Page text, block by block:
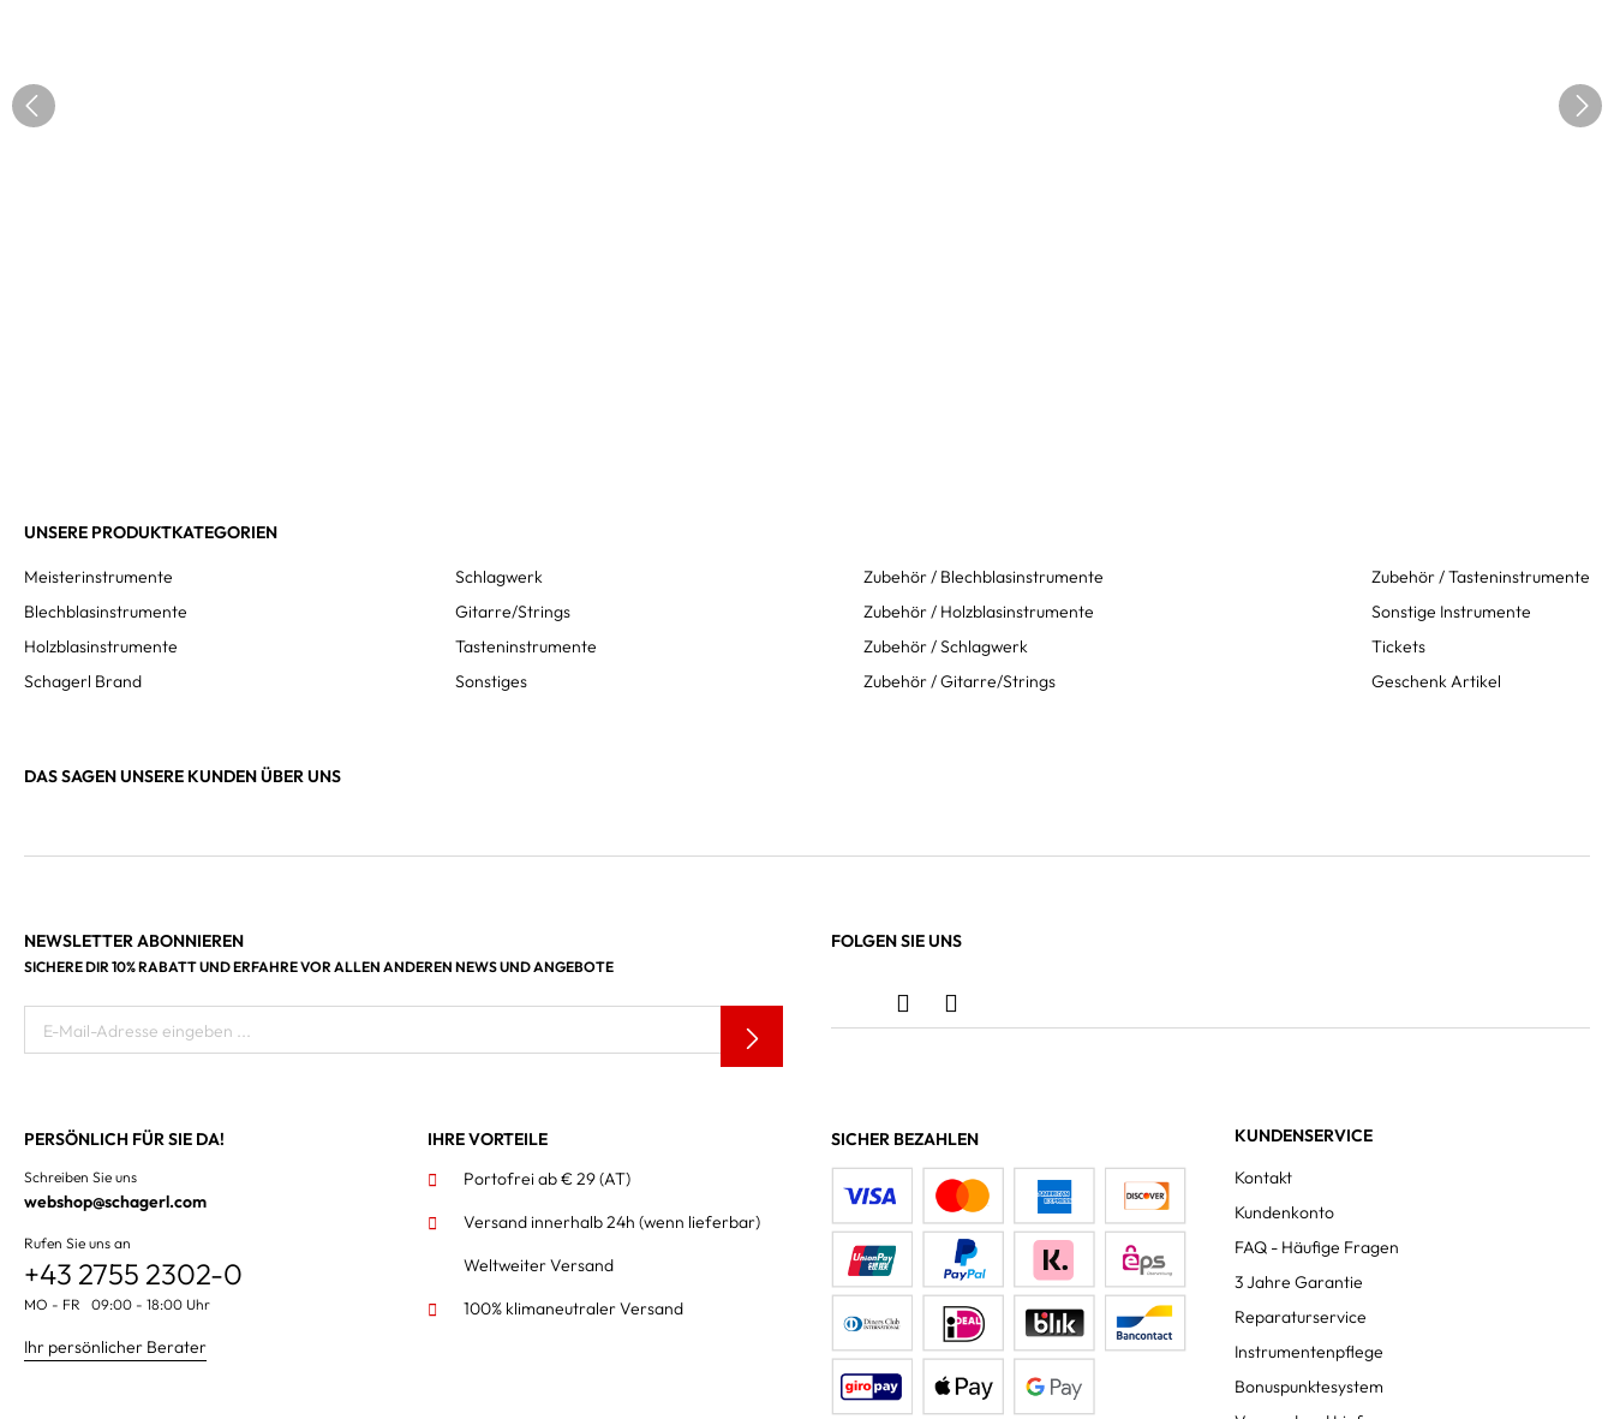
UNSERE PRODUKTKATEGORIEN
Meisterinstrumente
Blechblasinstrumente
Holzblasinstrumente
Schagerl Brand
Schlagwerk
Gitarre/Strings
Tasteninstrumente
Sonstiges
Zubehör / Blechblasinstrumente
Zubehör / Holzblasinstrumente
Zubehör / Schlagwerk
Zubehör / Gitarre/Strings
Zubehör / Tasteninstrumente
Sonstige Instrumente
Tickets
Geschenk Artikel
DAS SAGEN UNSERE KUNDEN ÜBER UNS
NEWSLETTER ABONNIEREN
SICHERE DIR 10% RABATT UND ERFAHRE VOR ALLEN ANDEREN NEWS UND ANGEBOTE
E-Mail-Adresse eingeben ...
FOLGEN SIE UNS
PERSÖNLICH FÜR SIE DA!
Schreiben Sie uns
webshop@schagerl.com
Rufen Sie uns an
+43 2755 2302-0
MO - FR 09:00 - 18:00 Uhr
Ihr persönlicher Berater
IHRE VORTEILE
Portofrei ab € 29 (AT)
Versand innerhalb 24h (wenn lieferbar)
Weltweiter Versand
100% klimaneutraler Versand
SICHER BEZAHLEN
KUNDENSERVICE
Kontakt
Kundenkonto
FAQ - Häufige Fragen
3 Jahre Garantie
Reparaturservice
Instrumentenpflege
Bonuspunktesystem